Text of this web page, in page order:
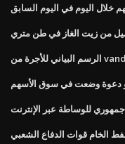
خلال اليوم في اليوم السابق
من زيت الغاز في طن متري
دعوة وضعت في سوق الأسهم
للوساطة عبر الإنترنت
الخام قوات الدفاع الشعبي